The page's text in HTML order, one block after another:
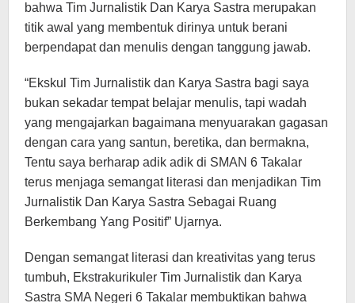
bahwa Tim Jurnalistik Dan Karya Sastra merupakan
titik awal yang membentuk dirinya untuk berani
berpendapat dan menulis dengan tanggung jawab.
“Ekskul Tim Jurnalistik dan Karya Sastra bagi saya
bukan sekadar tempat belajar menulis, tapi wadah
yang mengajarkan bagaimana menyuarakan gagasan
dengan cara yang santun, beretika, dan bermakna,
Tentu saya berharap adik adik di SMAN 6 Takalar
terus menjaga semangat literasi dan menjadikan Tim
Jurnalistik Dan Karya Sastra Sebagai Ruang
Berkembang Yang Positif” Ujarnya.
Dengan semangat literasi dan kreativitas yang terus
tumbuh, Ekstrakurikuler Tim Jurnalistik dan Karya
Sastra SMA Negeri 6 Takalar membuktikan bahwa